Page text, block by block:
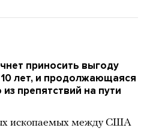
приносить выгоду
лет, и продолжающаяся
препятствий на пути
ископаемых между США